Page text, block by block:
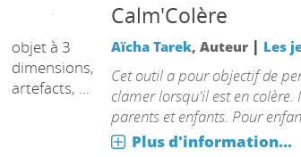
objet à 3
dimensions,
artefacts, ...
Calm'Colère
Aïcha Tarek, Auteur | Les
Cet outil a pour objectif de
clamer lorsqu'il est en
parents et enfants. Pour
Plus d'information...